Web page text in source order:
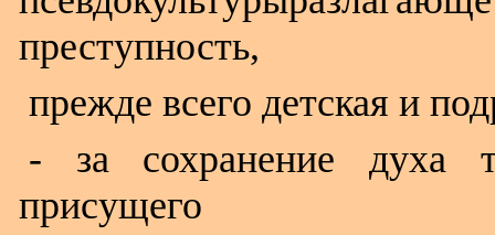
преступность,
прежде всего детская и
- за сохранение духа
присущего